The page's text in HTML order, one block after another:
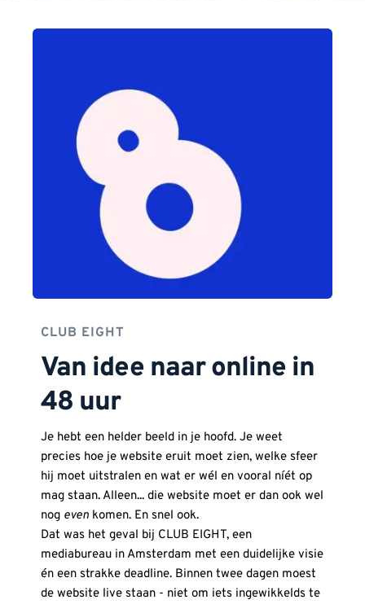
CLUB EIGHT
Van idee naar online in
48 uur
Je hebt een helder beeld in je hoofd. Je weet
precies hoe je website eruit moet zien, welke sfeer
hij moet uitstralen en wat er wél en vooral níét op
mag staan. Alleen... die website moet er dan ook wel
nog even komen. En snel ook.
Dat was het geval bij CLUB EIGHT, een
mediabureau in Amsterdam met een duidelijke visie
én een strakke deadline. Binnen twee dagen moest
de website live staan - niet om iets ingewikkelds te